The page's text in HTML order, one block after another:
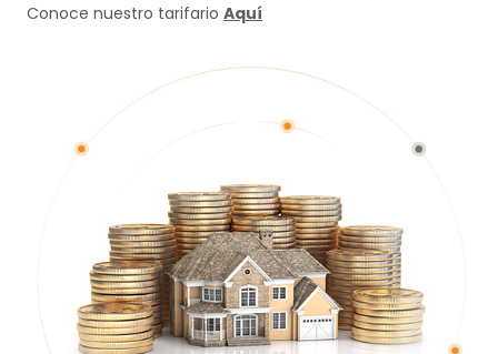
Conoce nuestro tarifario Aquí